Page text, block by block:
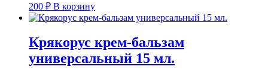
200 ₽ В корзину
Крякорус крем-бальзам
универсальный 15 мл.